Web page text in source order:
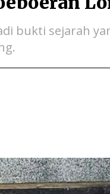
bukti sejarah